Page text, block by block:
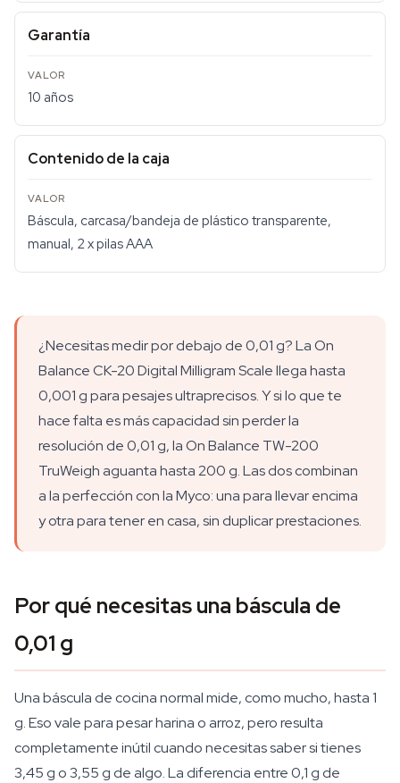
Garantía
10 años
Contenido de la caja
Báscula, carcasa/bandeja de plástico transparente,
manual, 2 x pilas AAA
¿Necesitas medir por debajo de 0,01 g? La On
Balance CK-20 Digital Milligram Scale llega hasta
0,001 g para pesajes ultraprecisos. Y si lo que te
hace falta es más capacidad sin perder la
resolución de 0,01 g, la On Balance TW-200
TruWeigh aguanta hasta 200 g. Las dos combinan
a la perfección con la Myco: una para llevar encima
y otra para tener en casa, sin duplicar prestaciones.
Por qué necesitas una báscula de
0,01 g
Una báscula de cocina normal mide, como mucho, hasta 1
g. Eso vale para pesar harina o arroz, pero resulta
completamente inútil cuando necesitas saber si tienes
3,45 g o 3,55 g de algo. La diferencia entre 0,1 g de